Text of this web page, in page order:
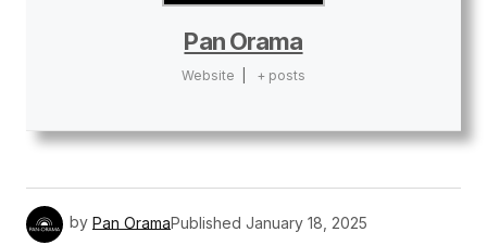
Pan Orama
Website + posts
by Pan OramaPublished January 18, 2025